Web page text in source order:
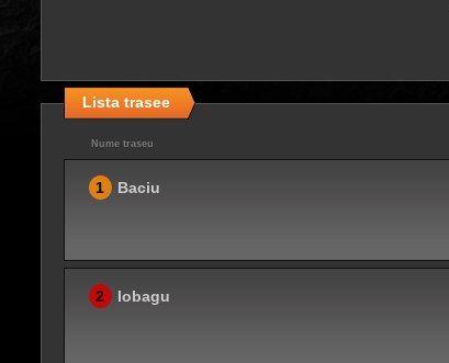
Lista trasee
Nume traseu
1 Baciu
2 Iobagu